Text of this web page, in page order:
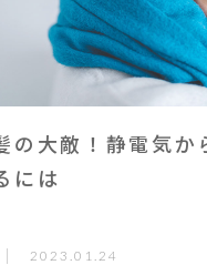
の大敵！静電気か
には
2023.01.24